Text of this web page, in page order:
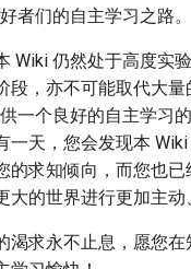
者们的自主学习之路。
Wiki 仍然处于高度实
段，亦不可能取代大量
一个良好的自主学习
一天，您会发现本
的求知倾向，而您也
大的世界进行更加主动
渴求永不止息，愿您